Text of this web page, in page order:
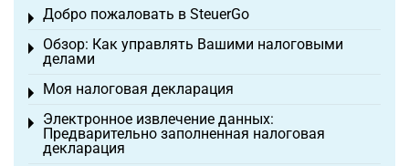
Добро пожаловать в SteuerGo
Toggle menu
Обзор: Как управлять Вашими налоговыми
делами
Toggle menu
Моя налоговая декларация
Toggle menu
Электронное извлечение данных:
Предварительно заполненная налоговая
декларация
Toggle menu